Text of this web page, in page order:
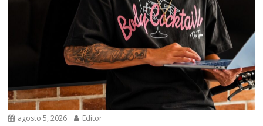
agosto 5, 2026 Editor